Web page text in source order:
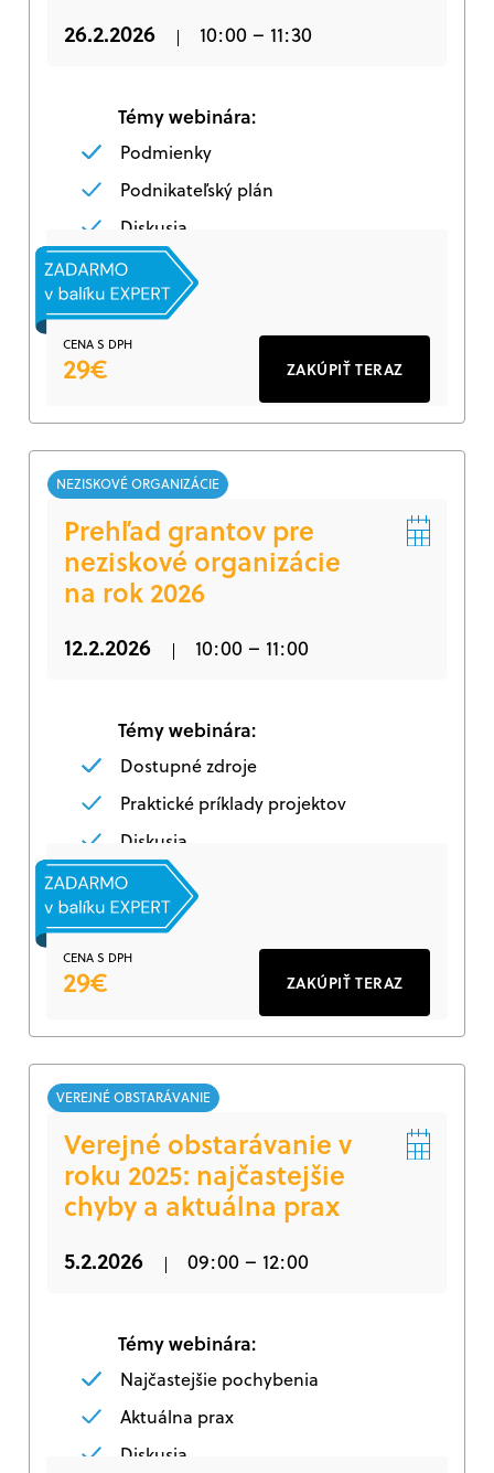
26.2.2026 10:00 – 11:30
Témy webinára:
Podmienky
Podnikateľský plán
Diskusia
CENA S DPH
29€ ZAKÚPIŤ TERAZ
NEZISKOVÉ ORGANIZÁCIE
Prehľad grantov pre
neziskové organizácie
na rok 2026
12.2.2026 10:00 – 11:00
Témy webinára:
Dostupné zdroje
Praktické príklady projektov
Diskusia
CENA S DPH
29€ ZAKÚPIŤ TERAZ
VEREJNÉ OBSTARÁVANIE
Verejné obstarávanie v
roku 2025: najčastejšie
chyby a aktuálna prax
5.2.2026 09:00 – 12:00
Témy webinára:
Najčastejšie pochybenia
Aktuálna prax
Diskusia